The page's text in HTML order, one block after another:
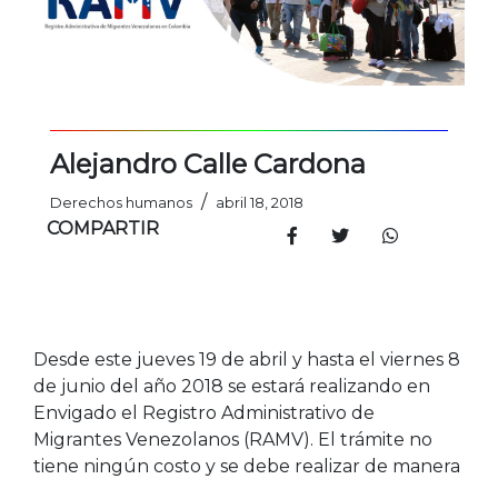
Alejandro Calle Cardona
Derechos humanos / abril 18, 2018
COMPARTIR
Desde este jueves 19 de abril y hasta el viernes 8
de junio del año 2018 se estará realizando en
Envigado el Registro Administrativo de
Migrantes Venezolanos (RAMV). El trámite no
tiene ningún costo y se debe realizar de manera